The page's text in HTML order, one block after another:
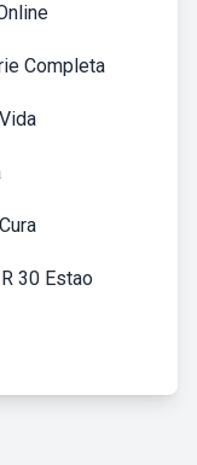
Completa
30 Estao